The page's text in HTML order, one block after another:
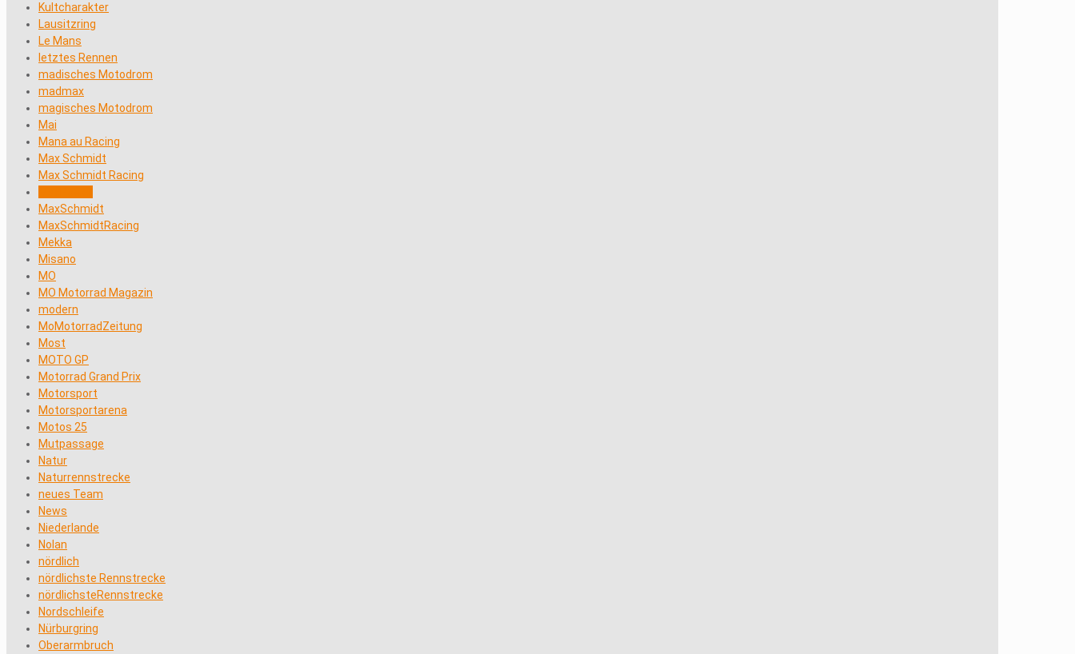
Kultcharakter
Lausitzring
Le Mans
letztes Rennen
madisches Motodrom
madmax
magisches Motodrom
Mai
Mana au Racing
Max Schmidt
Max Schmidt Racing
MaxSchmidt
MaxSchmidtRacing
Mekka
Misano
MO
MO Motorrad Magazin
modern
MoMotorradZeitung
Most
MOTO GP
Motorrad Grand Prix
Motorsport
Motorsportarena
Motos 25
Mutpassage
Natur
Naturrennstrecke
neues Team
News
Niederlande
Nolan
nördlich
nördlichste Rennstrecke
nördlichsteRennstrecke
Nordschleife
Nürburgring
Oberarmbruch